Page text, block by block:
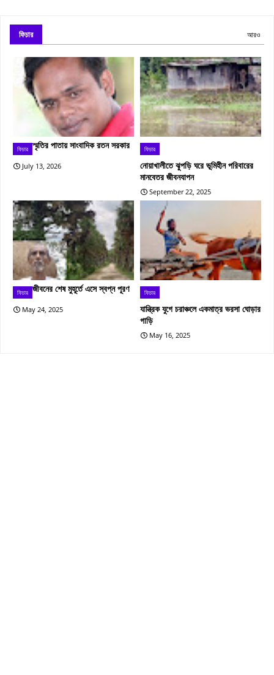
ফিচার আরও
ফিচার স্মৃতির পাতায় সাংবাদিক রতন সরকার
July 13, 2026
ফিচার
নোয়াখালীতে ঝুপড়ি ঘরে ভূমিহীন পরিবারের
মানবেতর জীবনযাপন
September 22, 2025
ফিচার জীবনের শেষ মুহূর্তে এসে স্বপ্ন পূরণ
May 24, 2025
ফিচার
যান্ত্রিক যুগে চরাঞ্চলে একমাত্র ভরসা ঘোড়ার
গাড়ি
May 16, 2025